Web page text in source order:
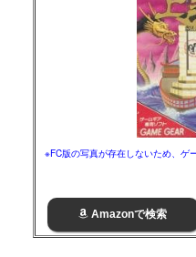
※FC版の写真が存在しないため、ゲ
Amazonで検索